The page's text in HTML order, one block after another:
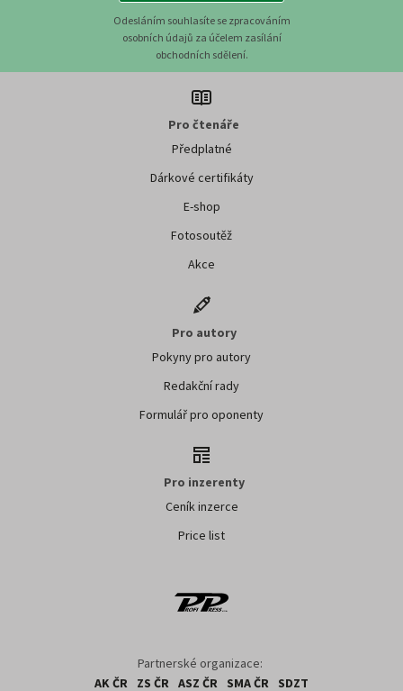
Odesláním souhlasíte se zpracováním
osobních údajů za účelem zasílání
obchodních sdělení.
Pro čtenáře
Předplatné
Dárkové certifikáty
E-shop
Fotosoutěž
Akce
Pro autory
Pokyny pro autory
Redakční rady
Formulář pro oponenty
Pro inzerenty
Ceník inzerce
Price list
Partnerské organizace:
AK ČR
ZS ČR ASZ ČR SMA ČR SDZT